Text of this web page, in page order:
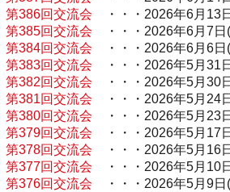
第386回交流会 ・・・2026年6月13
第385回交流会 ・・・2026年6月7日
第384回交流会 ・・・2026年6月6日
第383回交流会 ・・・2026年5月31
第382回交流会 ・・・2026年5月30
第381回交流会 ・・・2026年5月24
第380回交流会 ・・・2026年5月23
第379回交流会 ・・・2026年5月17
第378回交流会 ・・・2026年5月16
第377回交流会 ・・・2026年5月10
第376回交流会 ・・・2026年5月9日